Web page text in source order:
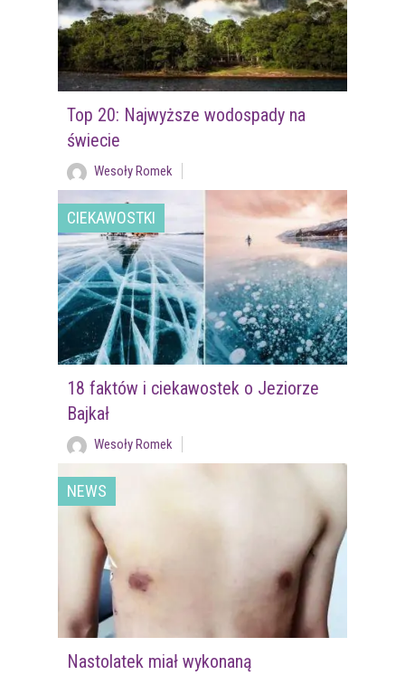
Top 20: Najwyższe wodospady na
świecie
Wesoły Romek
CIEKAWOSTKI
18 faktów i ciekawostek o Jeziorze
Bajkał
Wesoły Romek
NEWS
Nastolatek miał wykonaną